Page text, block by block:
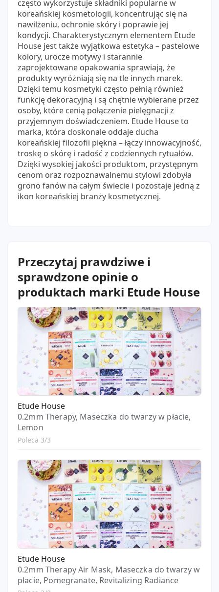
często wykorzystuje składniki popularne w
koreańskiej kosmetologii, koncentrując się na
nawilżeniu, ochronie skóry i poprawie jej
kondycji. Charakterystycznym elementem Etude
House jest także wyjątkowa estetyka – pastelowe
kolory, urocze motywy i starannie
zaprojektowane opakowania sprawiają, że
produkty wyróżniają się na tle innych marek.
Dzięki temu kosmetyki często pełnią również
funkcję dekoracyjną i są chętnie wybierane przez
osoby, które cenią połączenie pielęgnacji z
przyjemnym doświadczeniem. Etude House to
marka, która doskonale oddaje ducha
koreańskiej filozofii piękna – łączy innowacyjność,
troskę o skórę i radość z codziennych rytuałów.
Dzięki wysokiej jakości produktom, przystępnym
cenom oraz rozpoznawalnemu stylowi zdobyła
grono fanów na całym świecie i pozostaje jedną z
ikon koreańskiej branży kosmetycznej.
Przeczytaj prawdziwe i
sprawdzone opinie o
produktach marki Etude House
Etude House
0.2mm Therapy, Maseczka do twarzy w płacie,
Lemon
Poleca 3/3
Etude House
0.2mm Therapy Air Mask, Maseczka do twarzy w
płacie, Pomegranate, Revitalizing Radiance